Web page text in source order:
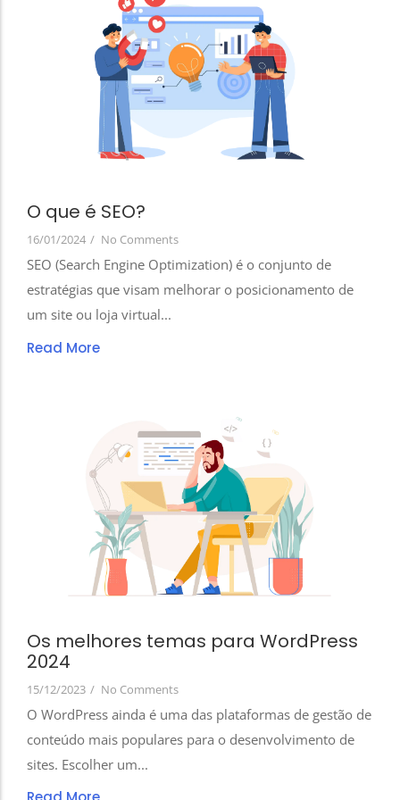
O que é SEO?
16/01/2024 / No Comments
SEO (Search Engine Optimization) é o conjunto de
estratégias que visam melhorar o posicionamento de
um site ou loja virtual...
Read More
Os melhores temas para WordPress
2024
15/12/2023 / No Comments
O WordPress ainda é uma das plataformas de gestão de
conteúdo mais populares para o desenvolvimento de
sites. Escolher um...